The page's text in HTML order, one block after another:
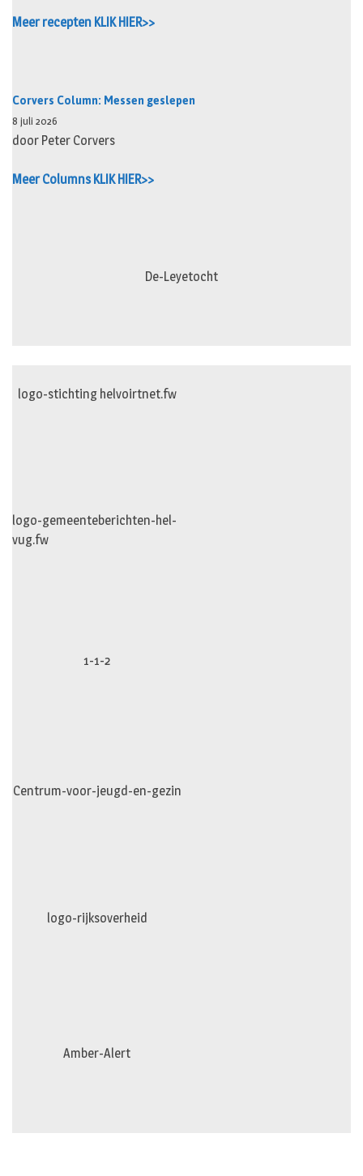
Meer recepten KLIK HIER>>
Corvers Column: Messen geslepen
8 juli 2026
door Peter Corvers
Meer Columns KLIK HIER>>
De-Leyetocht
logo-stichting helvoirtnet.fw
logo-gemeenteberichten-hel-
vug.fw
1-1-2
Centrum-voor-jeugd-en-gezin
logo-rijksoverheid
Amber-Alert